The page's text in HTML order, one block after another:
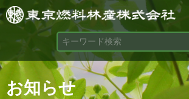
お知らせ